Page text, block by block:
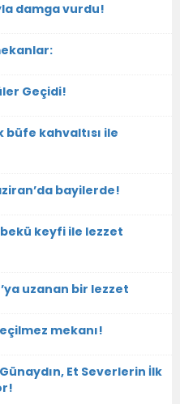
damga vurdu!
Geçidi!
büfe kahvaltısı ile
bayilerde!
keyfi ile lezzet
uzanan bir lezzet
mekanı!
Et Severlerin İlk